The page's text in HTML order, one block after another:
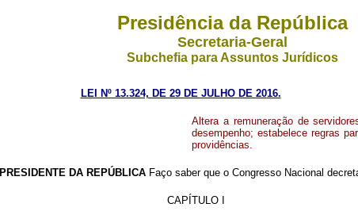
Presidência da República
Secretaria-Geral
Subchefia para Assuntos Jurídicos
LEI Nº 13.324, DE 29 DE JULHO DE 2016.
Altera a remuneração de
desempenho; estabelece regras
providências.
PRESIDENTE DA REPÚBLICA Faço saber que o Congresso Nacional
CAPÍTULO I